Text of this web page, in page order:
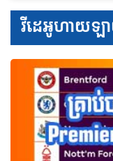
វីដេអូហាយឡ